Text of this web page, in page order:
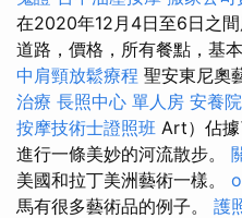
在2020年12月4日至6日之
道路，價格，所有餐點，基
中肩頸放鬆療程 聖安東尼奧
治療 長照中心 單人房 安養
按摩技術士證照班 Art）佔據
進行一條美妙的河流散步。
美國和拉丁美洲藝術一樣。
馬有很多藝術品的例子。 護